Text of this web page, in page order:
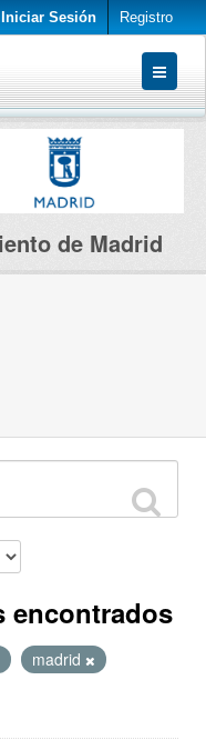
Iniciar Sesión Registro
de Madrid
encontrados
madrid